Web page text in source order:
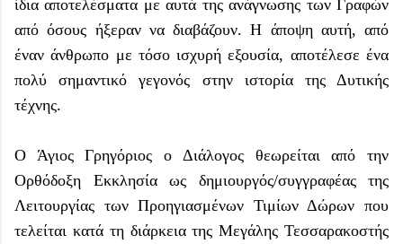
ίδια αποτελέσματα με αυτά της ανάγνωσης των Γραφών
από όσους ήξεραν να διαβάζουν. Η άποψη αυτή, από
έναν άνθρωπο με τόσο ισχυρή εξουσία, αποτέλεσε ένα
πολύ σημαντικό γεγονός στην ιστορία της Δυτικής
τέχνης.
Ο Άγιος Γρηγόριος ο Διάλογος θεωρείται από την
Ορθόδοξη Εκκλησία ως δημιουργός/συγγραφέας της
Λειτουργίας των Προηγιασμένων Τιμίων Δώρων που
τελείται κατά τη διάρκεια της Μεγάλης Τεσσαρακοστής